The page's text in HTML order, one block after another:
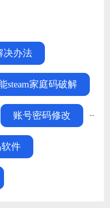
决办法
steam家庭码破解
账号密码修改 --
件